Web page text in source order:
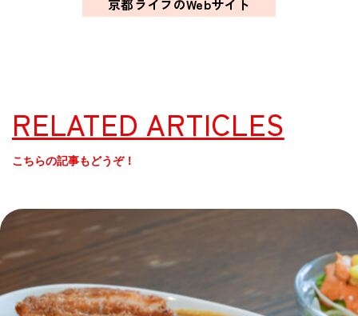
京都ライフのWebサイト
RELATED ARTICLES
こちらの記事もどうぞ！